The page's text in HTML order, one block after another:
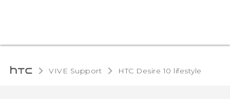
VIVE Support HTC Desire 10 lifestyle‎